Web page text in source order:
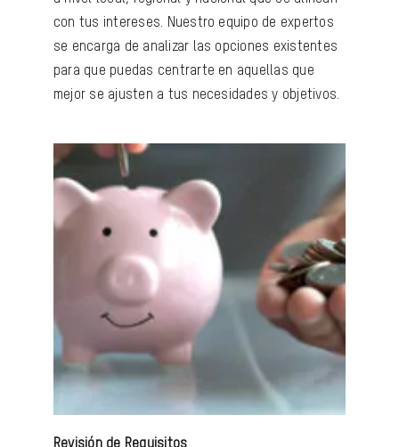
con tus intereses. Nuestro equipo de expertos
se encarga de analizar las opciones existentes
para que puedas centrarte en aquellas que
mejor se ajusten a tus necesidades y objetivos.